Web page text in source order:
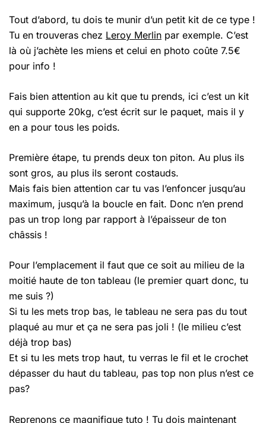
Tout d’abord, tu dois te munir d’un petit kit de ce type !
Tu en trouveras chez Leroy Merlin par exemple. C’est
là où j’achète les miens et celui en photo coûte 7.5€
pour info !
Fais bien attention au kit que tu prends, ici c’est un kit
qui supporte 20kg, c’est écrit sur le paquet, mais il y
en a pour tous les poids.
Première étape, tu prends deux ton piton. Au plus ils
sont gros, au plus ils seront costauds.
Mais fais bien attention car tu vas l’enfoncer jusqu’au
maximum, jusqu’à la boucle en fait. Donc n’en prend
pas un trop long par rapport à l’épaisseur de ton
châssis !
Pour l’emplacement il faut que ce soit au milieu de la
moitié haute de ton tableau (le premier quart donc, tu
me suis ?)
Si tu les mets trop bas, le tableau ne sera pas du tout
plaqué au mur et ça ne sera pas joli ! (le milieu c’est
déjà trop bas)
Et si tu les mets trop haut, tu verras le fil et le crochet
dépasser du haut du tableau, pas top non plus n’est ce
pas?
Reprenons ce magnifique tuto ! Tu dois maintenant